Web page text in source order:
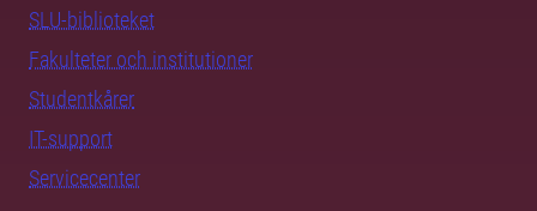
SLU-biblioteket
Fakulteter och institutioner
Studentkårer
IT-support
Servicecenter